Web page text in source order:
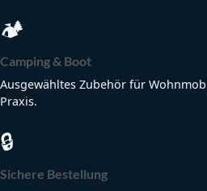
🏕
Camping & Boot
Ausgewähltes Zubehör für
Praxis.
🔒
Sichere Bestellung